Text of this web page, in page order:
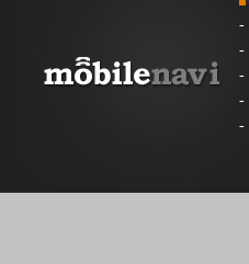
-
-
-
-
-